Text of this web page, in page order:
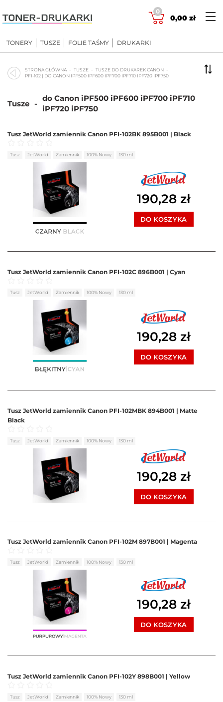
to
content
0
0,00 zł
TONERY TUSZE FOLIE TAŚMY DRUKARKI
STRONA GŁÓWNA TUSZE
TUSZE DO DRUKAREK CANON
PFI-102 | DO CANON IPF500 IPF600 IPF700 IPF710 IPF720 IPF750
Tusze -
do Canon iPF500 iPF600 iPF700 iPF710
iPF720 iPF750
Tusz JetWorld zamiennik Canon PFI-102BK 895B001 | Black
Oceniono 0na 5
Tusz JetWorld Zamiennik 100% Nowy 130 ml
190,28 zł
DO KOSZYKA
Tusz JetWorld zamiennik Canon PFI-102C 896B001 | Cyan
Oceniono 0na 5
Tusz JetWorld Zamiennik 100% Nowy 130 ml
190,28 zł
DO KOSZYKA
Tusz JetWorld zamiennik Canon PFI-102MBK 894B001 | Matte
Black
Oceniono 0na 5
Tusz JetWorld Zamiennik 100% Nowy 130 ml
190,28 zł
DO KOSZYKA
Tusz JetWorld zamiennik Canon PFI-102M 897B001 | Magenta
Oceniono 0na 5
Tusz JetWorld Zamiennik 100% Nowy 130 ml
190,28 zł
DO KOSZYKA
Tusz JetWorld zamiennik Canon PFI-102Y 898B001 | Yellow
Oceniono 0na 5
Tusz JetWorld Zamiennik 100% Nowy 130 ml